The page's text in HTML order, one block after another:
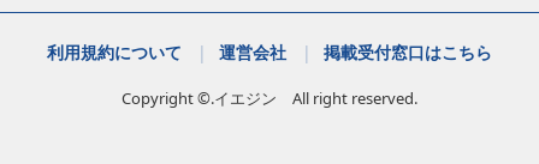
利用規約について 運営会社 掲載受付窓口はこちら
Copyright ©.イエジン All right reserved.